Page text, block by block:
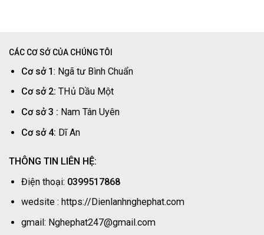
Phát
Một
Thợ
CÁC CƠ SỞ CỦA CHÚNG TÔI
Cơ sở 1: Ngã tư Bình Chuẩn
Cơ sở 2: THủ Dầu Một
Cơ sở 3 : Nam Tân Uyên
Cơ sở 4: Dĩ An
THÔNG TIN LIÊN HỆ:
Điện thoại: 0399517868
wedsite : https://Dienlanhnghephat.com
gmail: Nghephat247@gmail.com